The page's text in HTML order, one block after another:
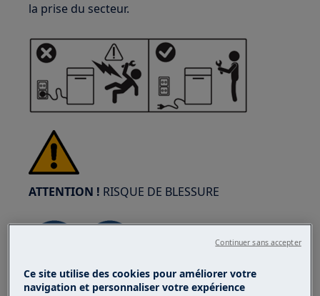
la prise du secteur.
ATTENTION ! RISQUE DE BLESSURE
Faites toujours attention lorsque vous déplacez
Ce site utilise des cookies pour améliorer votre
navigation et personnaliser votre expérience
Continuer sans accepter